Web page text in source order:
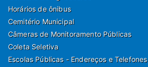
Horários de ônibus
Cemitério Municipal
Câmeras de Monitoramento Públicas
Coleta Seletiva
Escolas Públicas - Endereços e Telefones